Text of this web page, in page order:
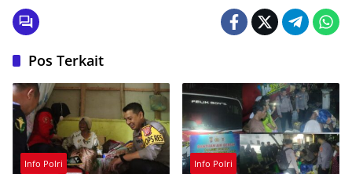
Pos Terkait
Info Polri Info Polri